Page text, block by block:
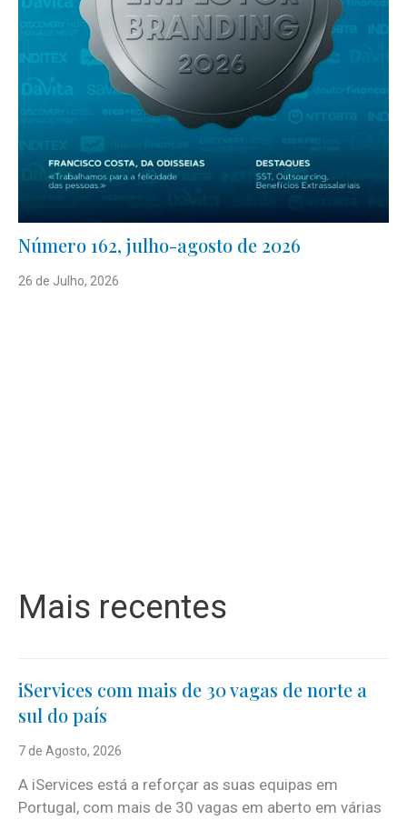
Número 162, julho-agosto de 2026
26 de Julho, 2026
Mais recentes
iServices com mais de 30 vagas de norte a
sul do país
7 de Agosto, 2026
A iServices está a reforçar as suas equipas em
Portugal, com mais de 30 vagas em aberto em várias